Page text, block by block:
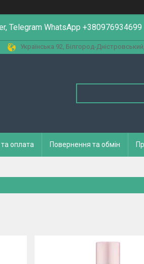
Telegram WhatsApp +380976934699
Українська 92, Білгород-
оплата Повернення та обмін